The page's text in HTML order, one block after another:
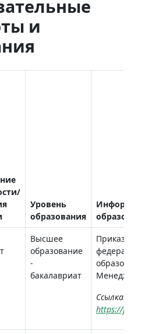
и
Уровень
образования
Высшее
образование
-
бакалавриат
Приказ
образования
Менеджмент"
Ссылка:
https://